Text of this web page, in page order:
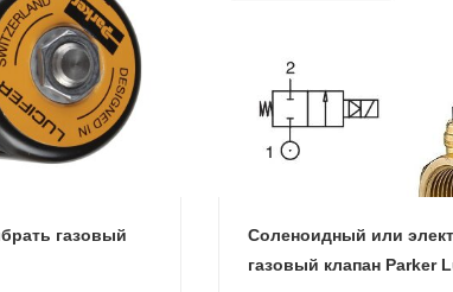
газовый
Соленоидный или
газовый клапан Parker